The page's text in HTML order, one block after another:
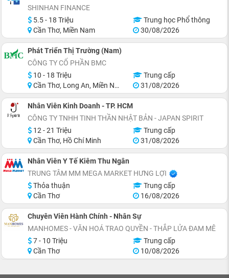
SHINHAN FINANCE
5.5 - 18 Triệu
Trung học Phổ thông
Cần Thơ, Miền Nam
30/08/2026
Phát Triển Thị Trường (Nam)
CÔNG TY CỔ PHẦN BMC
10 - 18 Triệu
Trung cấp
Cần Thơ, Long An, Miền Nam, Miền Trung
31/08/2026
Nhân Viên Kinh Doanh - TP. HCM
CÔNG TY TNHH TINH THẦN NHẬT BẢN - JAPAN SPIRIT
12 - 21 Triệu
Trung cấp
Cần Thơ, Hồ Chí Minh
31/08/2026
Nhân Viên Y Tế Kiêm Thu Ngân
TRUNG TÂM MM MEGA MARKET HƯNG LỢI
Thỏa thuận
Trung cấp
Cần Thơ
16/08/2026
Chuyên Viên Hành Chính - Nhân Sự
MANHOMES - VĂN HOÁ TRAO QUYỀN - THẮP LỬA ĐAM MÊ
7 - 10 Triệu
Trung cấp
Cần Thơ
10/08/2026